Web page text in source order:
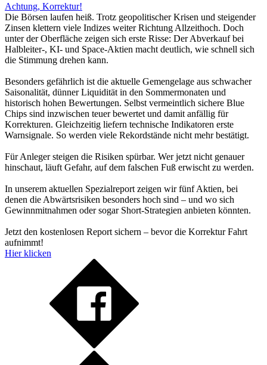
Achtung, Korrektur!
Die Börsen laufen heiß. Trotz geopolitischer Krisen und steigender
Zinsen klettern viele Indizes weiter Richtung Allzeithoch. Doch
unter der Oberfläche zeigen sich erste Risse: Der Abverkauf bei
Halbleiter-, KI- und Space-Aktien macht deutlich, wie schnell sich
die Stimmung drehen kann.
Besonders gefährlich ist die aktuelle Gemengelage aus schwacher
Saisonalität, dünner Liquidität in den Sommermonaten und
historisch hohen Bewertungen. Selbst vermeintlich sichere Blue
Chips sind inzwischen teuer bewertet und damit anfällig für
Korrekturen. Gleichzeitig liefern technische Indikatoren erste
Warnsignale. So werden viele Rekordstände nicht mehr bestätigt.
Für Anleger steigen die Risiken spürbar. Wer jetzt nicht genauer
hinschaut, läuft Gefahr, auf dem falschen Fuß erwischt zu werden.
In unserem aktuellen Spezialreport zeigen wir fünf Aktien, bei
denen die Abwärtsrisiken besonders hoch sind – und wo sich
Gewinnmitnahmen oder sogar Short-Strategien anbieten könnten.
Jetzt den kostenlosen Report sichern – bevor die Korrektur Fahrt
aufnimmt!
Hier klicken